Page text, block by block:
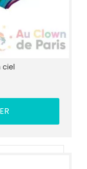
ciel